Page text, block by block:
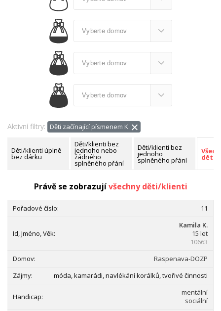
Aktivní filtry: Děti začínající písmenem K
Děti/klienti úplně
bez dárku
Děti/klienti bez
jednoho nebo
žádného
splněného přání
Děti/klienti bez
jednoho
splněného přání děti/
Právě se zobrazujívšechny děti/klienti
11
Kamila K.
15 let
10663
Raspenava-DOZP
móda, kamarádi, navlékání korálků, tvořivé činnosti
mentální
sociální